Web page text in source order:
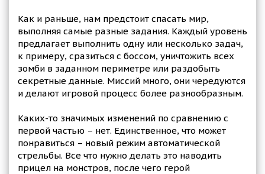
Как и раньше, нам предстоит спасать мир,
выполняя самые разные задания. Каждый уровень
предлагает выполнить одну или несколько задач,
к примеру, сразиться с боссом, уничтожить всех
зомби в заданном периметре или раздобыть
секретные данные. Миссий много, они чередуются
и делают игровой процесс более разнообразным.
Каких-то значимых изменений по сравнению с
первой частью – нет. Единственное, что может
понравиться – новый режим автоматической
стрельбы. Все что нужно делать это наводить
прицел на монстров, после чего герой